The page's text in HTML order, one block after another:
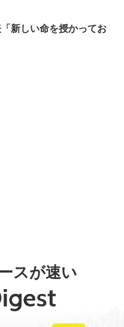
新しい命を授かってお
スが速い